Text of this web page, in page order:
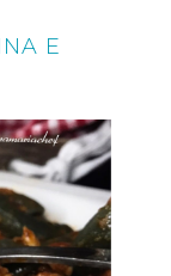
E